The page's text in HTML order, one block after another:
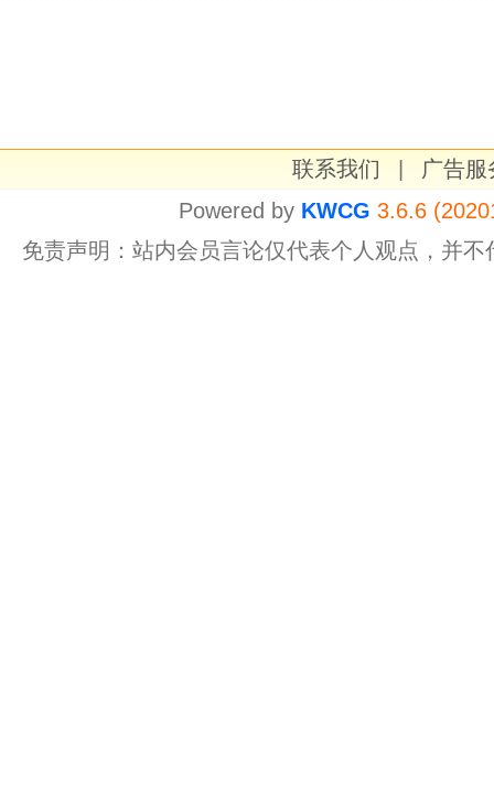
联系我们
广告服
Powered by KWCG 3.6.6
免责声明：站内会员言论仅代表个人观点，并